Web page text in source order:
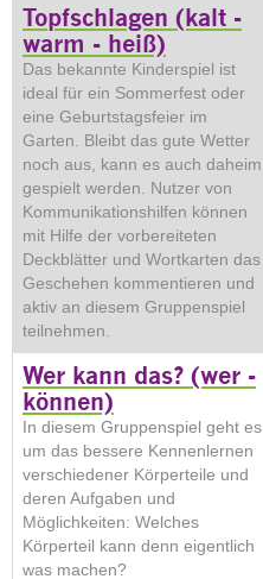
Topfschlagen (kalt -
warm - heiß)
Das bekannte Kinderspiel ist
ideal für ein Sommerfest oder
eine Geburtstagsfeier im
Garten. Bleibt das gute Wetter
noch aus, kann es auch daheim
gespielt werden. Nutzer von
Kommunikationshilfen können
mit Hilfe der vorbereiteten
Deckblätter und Wortkarten das
Geschehen kommentieren und
aktiv an diesem Gruppenspiel
teilnehmen.
Wer kann das? (wer -
können)
In diesem Gruppenspiel geht es
um das bessere Kennenlernen
verschiedener Körperteile und
deren Aufgaben und
Möglichkeiten: Welches
Körperteil kann denn eigentlich
was machen?